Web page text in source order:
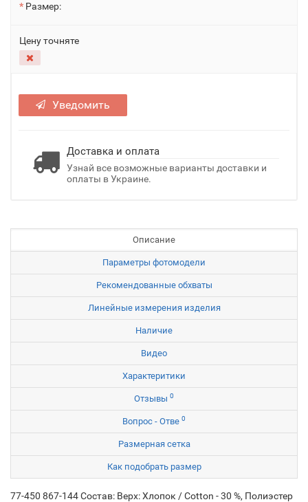
Размер:
Цену точняте
Уведомить
Доставка и оплата
Узнай все возможные варианты доставки и
оплаты в Украине.
Описание
Параметры фотомодели
Рекомендованные обхваты
Линейные измерения изделия
Наличие
Видео
Характеритики
Отзывы 0
Вопрос - Отве 0
Размерная сетка
Как подобрать размер
77-450 867-144 Состав: Верх: Хлопок / Cotton - 30 %, Полиэстер